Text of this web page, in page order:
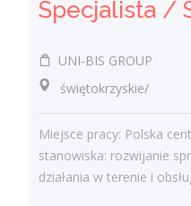
UNI-BIS GROUP
świętokrzyskie/
Miejsce pracy: Polska
stanowiska: rozwijanie
działania w terenie i